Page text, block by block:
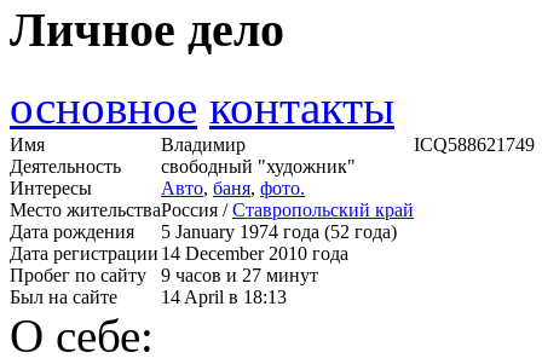
Личное дело
основное контакты
Имя
Владимир
Деятельность
свободный "художник"
Интересы
Авто, баня, фото.
Место жительстваРоссия /Ставропольский край
Дата рождения
5 January 1974 года (52 года)
Дата регистрации 14 December 2010 года
Пробег по сайту
9 часов и 27 минут
Был на сайте
14 April в 18:13
ICQ588621749
О себе: